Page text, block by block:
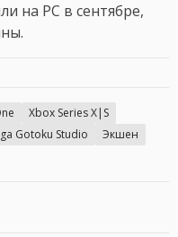
на PC в сентябре,
Xbox Series X|S
Gotoku Studio
Экшен